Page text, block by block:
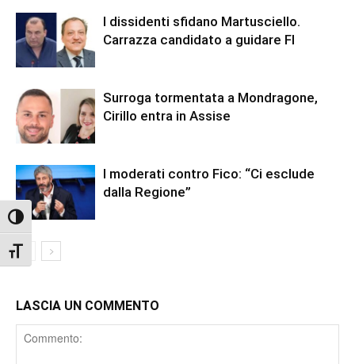
Attiva/disattiva alto contrasto
Attiva/disattiva dimensione testo
I dissidenti sfidano Martusciello.
Carrazza candidato a guidare FI
Surroga tormentata a Mondragone,
Cirillo entra in Assise
I moderati contro Fico: “Ci esclude
dalla Regione”
LASCIA UN COMMENTO
Comment